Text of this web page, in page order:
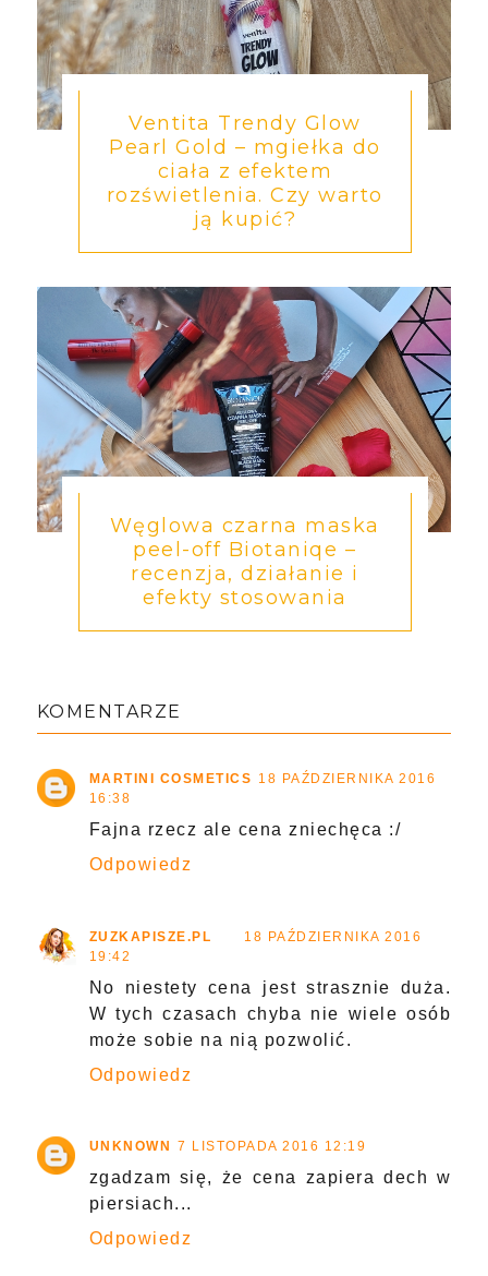
Ventita Trendy Glow
Pearl Gold – mgiełka do
ciała z efektem
rozświetlenia. Czy warto
ją kupić?
Węglowa czarna maska
peel-off Biotaniqe –
recenzja, działanie i
efekty stosowania
KOMENTARZE
MARTINI COSMETICS 18 PAŹDZIERNIKA 2016
16:38
Fajna rzecz ale cena zniechęca :/
Odpowiedz
ZUZKAPISZE.PL
18 PAŹDZIERNIKA 2016
19:42
No niestety cena jest strasznie duża.
W tych czasach chyba nie wiele osób
może sobie na nią pozwolić.
Odpowiedz
UNKNOWN 7 LISTOPADA 2016 12:19
zgadzam się, że cena zapiera dech w
piersiach...
Odpowiedz